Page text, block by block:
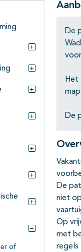
of
De
Het
De
De
niet
Op
met
regels